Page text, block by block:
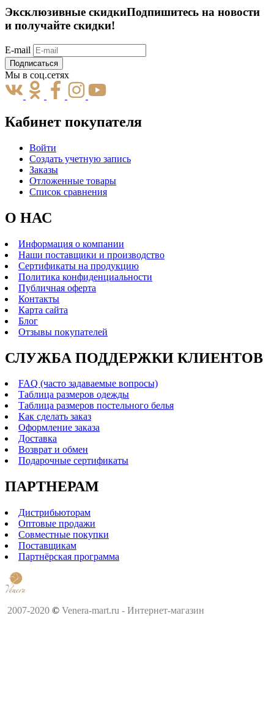
Эксклюзивные скидкиПодпишитесь на новости
и получайте скидки!
E-mail
Подписаться
Мы в соц.сетях
Кабинет покупателя
Войти
Создать учетную запись
Заказы
Отложенные товары
Список сравнения
О НАС
Информация о компании
Наши поставщики и производство
Сертификаты на продукцию
Политика конфиденциальности
Публичная оферта
Контакты
Карта сайта
Блог
Отзывы покупателей
СЛУЖБА ПОДДЕРЖКИ КЛИЕНТОВ
FAQ (часто задаваемые вопросы)
Таблица размеров одежды
Таблица размеров постельного белья
Как сделать заказ
Оформление заказа
Доставка
Возврат и обмен
Подарочные сертификаты
ПАРТНЕРАМ
Дистрибьюторам
Оптовые продажи
Совместные покупки
Поставщикам
Партнёрская программа
2007-2020 © Venera-mart.ru - Интернет-магазин